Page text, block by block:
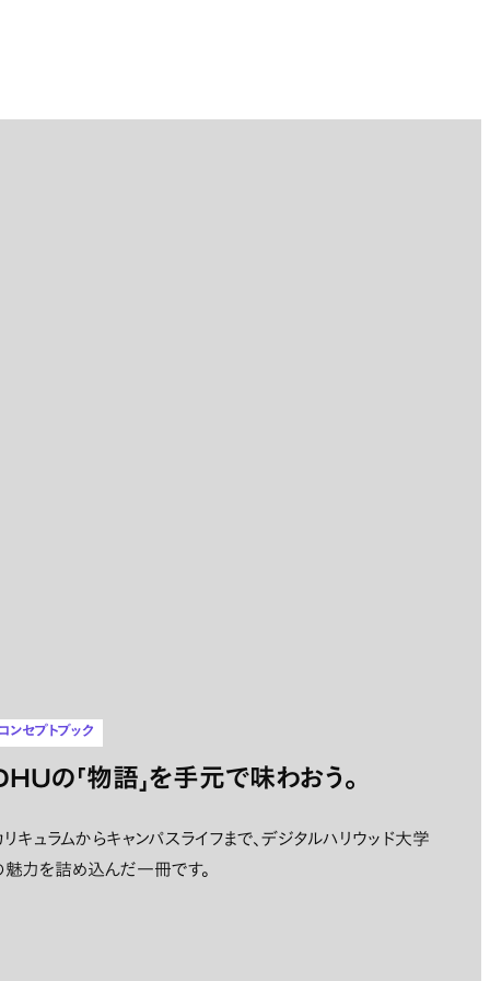
ンセプトブック
の「物語」を手元で味わおう。
リキュラムからキャンパスライフまで、デジタルハリウッド大学
魅力を詰め込んだ一冊です。